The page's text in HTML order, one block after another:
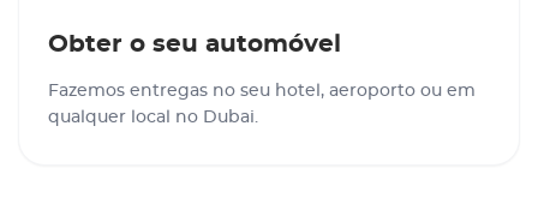
Obter o seu automóvel
Fazemos entregas no seu hotel, aeroporto ou em
qualquer local no Dubai.